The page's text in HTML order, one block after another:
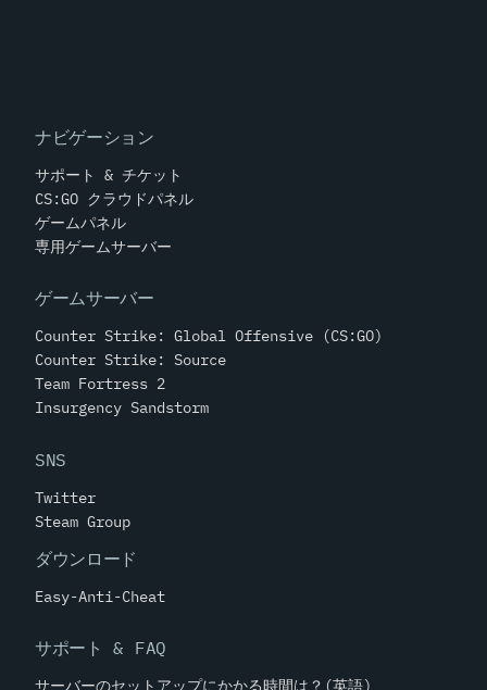
ナビゲーション
サポート & チケット
CS:GO クラウドパネル
ゲームパネル
専用ゲームサーバー
ゲームサーバー
Counter Strike: Global Offensive (CS:GO)
Counter Strike: Source
Team Fortress 2
Insurgency Sandstorm
SNS
Twitter
Steam Group
ダウンロード
Easy-Anti-Cheat
サポート & FAQ
サーバーのセットアップにかかる時間は？(英語)